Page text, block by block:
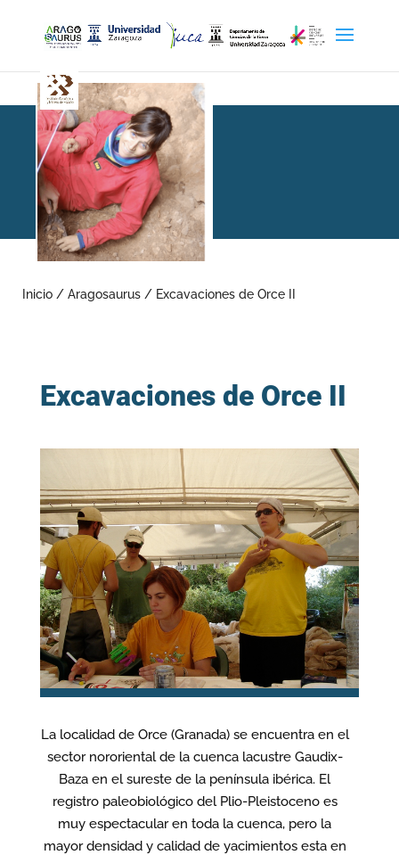
Inicio / Aragosaurus / Excavaciones de Orce II
Excavaciones de Orce II
La localidad de Orce (Granada) se encuentra en el
sector nororiental de la cuenca lacustre Gaudix-
Baza en el sureste de la península ibérica. El
registro paleobiológico del Plio-Pleistoceno es
muy espectacular en toda la cuenca, pero la
mayor densidad y calidad de yacimientos esta en